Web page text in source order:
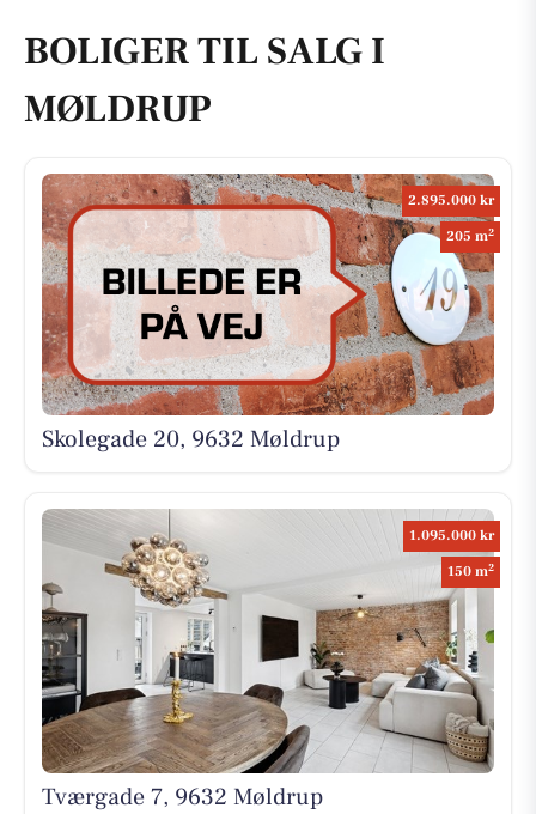
BOLIGER TIL SALG I
MØLDRUP
2.895.000 kr
205 m2
Skolegade 20, 9632 Møldrup
1.095.000 kr
150 m2
Tværgade 7, 9632 Møldrup